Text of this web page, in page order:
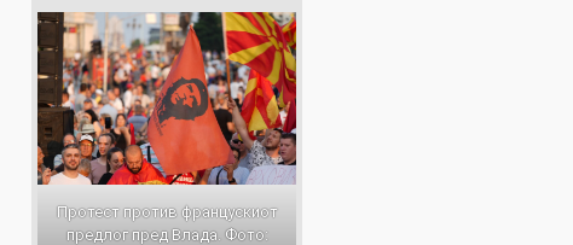
Протест против францускиот
предлог пред Влада. Фото: